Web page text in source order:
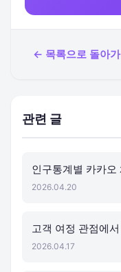
← 목록으로 돌아
관련 글
인구통계별 카카오
2026.04.20
고객 여정 관점에
2026.04.17